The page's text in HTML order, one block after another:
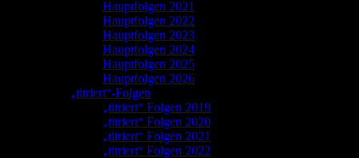
Hauptfolgen 2021
Hauptfolgen 2022
Hauptfolgen 2023
Hauptfolgen 2024
Hauptfolgen 2025
Hauptfolgen 2026
„titriert“-Folgen
„titriert“ Folgen 2019
„titriert“ Folgen 2020
„titriert“ Folgen 2021
„titriert“ Folgen 2022